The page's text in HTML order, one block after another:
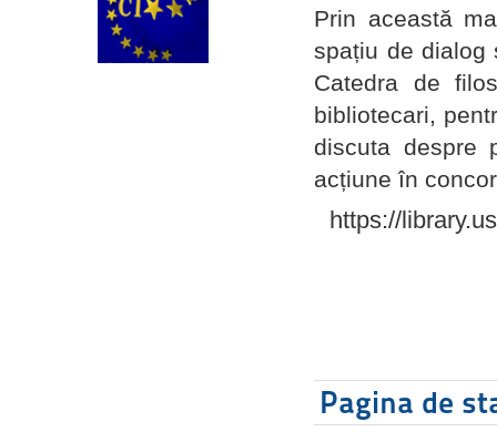
Prin această
spațiu de dialog
Catedra de
bibliotecari,
discuta despre
acțiune în
https://
Pagina de